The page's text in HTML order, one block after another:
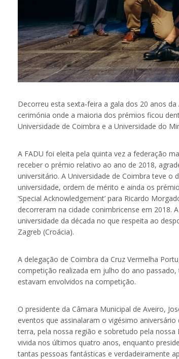
Decorreu esta sexta-feira a gala dos 20 anos
cerimónia onde a maioria dos prémios ficou
Universidade de Coimbra e a Universidade do
A FADU foi eleita pela quinta vez a federação
receber o prémio relativo ao ano de 2018,
universitário. A Universidade de Coimbra teve
universidade, ordem de mérito e ainda os
‘Special Acknowledgement’ para Ricardo
decorreram na cidade conimbricense em 2018.
universidade da década no que respeita ao
Zagreb (Croácia).
A delegação de Coimbra da Cruz Vermelha
competição realizada em julho do ano
estavam envolvidos na competição.
O presidente da Câmara Municipal de Aveiro,
eventos que assinalaram o vigésimo
terra, pela nossa região e sobretudo pela nossa
vivida nos últimos quatro anos, enquanto
tantas pessoas fantásticas e verdadeiramente